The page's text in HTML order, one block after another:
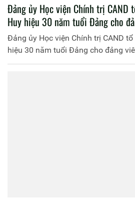
Đảng ủy Học viện Chính trị CAND
Huy hiệu 30 năm tuổi Đảng cho
Đảng ủy Học viện Chính trị CAND
hiệu 30 năm tuổi Đảng cho đảng